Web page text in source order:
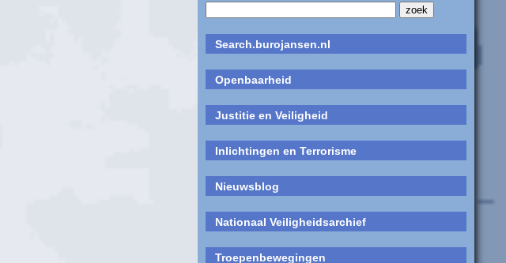
Search.burojansen.nl
Openbaarheid
Justitie en Veiligheid
Inlichtingen en Terrorisme
Nieuwsblog
Nationaal Veiligheidsarchief
Troepenbewegingen